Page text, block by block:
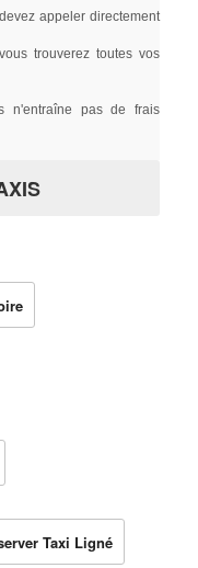
appeler directement
trouverez toutes vos
pas de frais
Taxi Ligné